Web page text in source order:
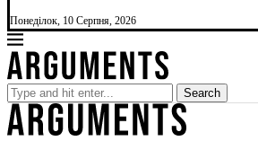
Понеділок, 10 Серпня, 2026
Search